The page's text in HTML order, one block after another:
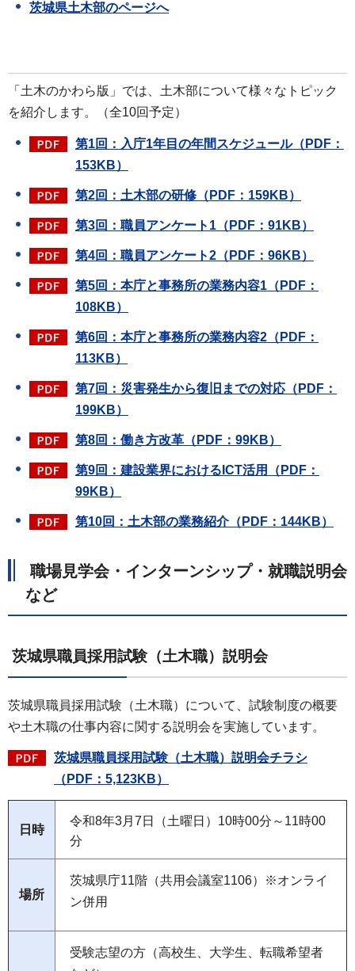
茨城県土木部のページへ
「土木のかわら版」では、土木部について様々なトピック
を紹介します。（全10回予定）
第1回：入庁1年目の年間スケジュール（PDF：
153KB）
第2回：土木部の研修（PDF：159KB）
第3回：職員アンケート1（PDF：91KB）
第4回：職員アンケート2（PDF：96KB）
第5回：本庁と事務所の業務内容1（PDF：
108KB）
第6回：本庁と事務所の業務内容2（PDF：
113KB）
第7回：災害発生から復旧までの対応（PDF：
199KB）
第8回：働き方改革（PDF：99KB）
第9回：建設業界におけるICT活用（PDF：
99KB）
第10回：土木部の業務紹介（PDF：144KB）
職場見学会・インターンシップ・就職説明会
など
茨城県職員採用試験（土木職）説明会
茨城県職員採用試験（土木職）について、試験制度の概要
や土木職の仕事内容に関する説明会を実施しています。
茨城県職員採用試験（土木職）説明会チラシ
（PDF：5,123KB）
日時
令和8年3月7日（土曜日）10時00分～11時00
分
場所
茨城県庁11階（共用会議室1106）※オンライ
ン併用
受験志望の方（高校生、大学生、転職希望者